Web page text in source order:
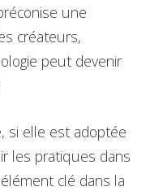
une
créateurs,
peut devenir
si elle est adoptée
les pratiques dans
clé dans la